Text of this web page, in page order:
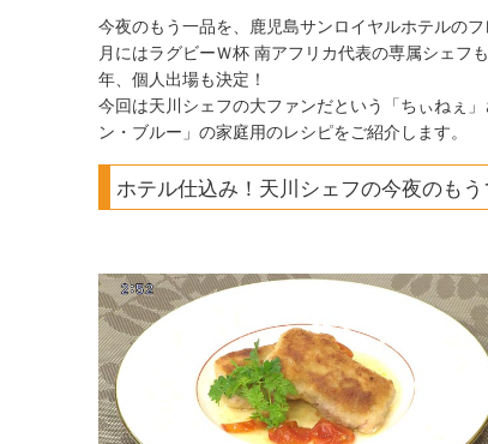
今夜のもう一品を、鹿児島サンロイヤルホテルの
月にはラグビーＷ杯 南アフリカ代表の専属シェフ
年、個人出場も決定！
今回は天川シェフの大ファンだという「ちぃねぇ
ン・ブルー」の家庭用のレシピをご紹介します。
ホテル仕込み！天川シェフの今夜のもう